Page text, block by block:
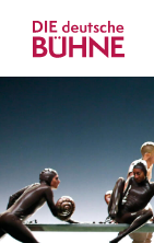
Schauspiel
Musiktheater
Tanz
Crossover